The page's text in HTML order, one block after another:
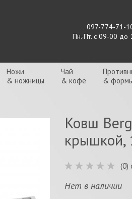
097-774-71-
Пн.-Пт. с 09-00 до
Ножи
& ножницы
Чай
& кофе
&
Ковш
крышкой,
(0)
Нет в наличии